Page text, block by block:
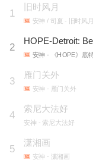
1
旧时风月
安神 / 司夏 - 旧时风月
2
HOPE-Detroit:
安神 - 《HOPE》底
3
雁门关外
安神 - 雁门关外
4
索尼大法好
安神 - 索尼大法好
5
潇湘画
安神 - 潇湘画